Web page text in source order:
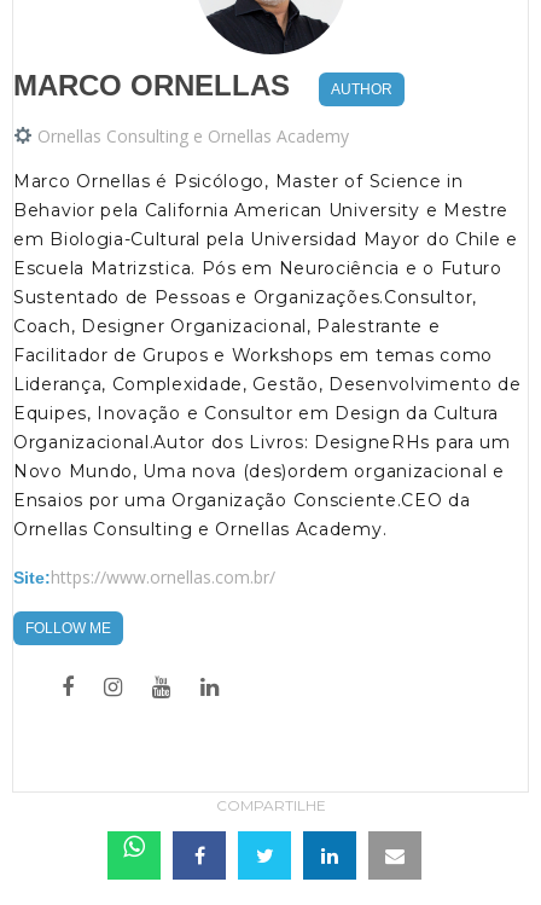
MARCO ORNELLAS AUTHOR
Ornellas Consulting e Ornellas Academy
Marco Ornellas é Psicólogo, Master of Science in
Behavior pela California American University e Mestre
em Biologia-Cultural pela Universidad Mayor do Chile e
Escuela Matrizstica. Pós em Neurociência e o Futuro
Sustentado de Pessoas e Organizações.Consultor,
Coach, Designer Organizacional, Palestrante e
Facilitador de Grupos e Workshops em temas como
Liderança, Complexidade, Gestão, Desenvolvimento de
Equipes, Inovação e Consultor em Design da Cultura
Organizacional.Autor dos Livros: DesigneRHs para um
Novo Mundo, Uma nova (des)ordem organizacional e
Ensaios por uma Organização Consciente.CEO da
Ornellas Consulting e Ornellas Academy.
Site:https://www.ornellas.com.br/
FOLLOW ME
COMPARTILHE